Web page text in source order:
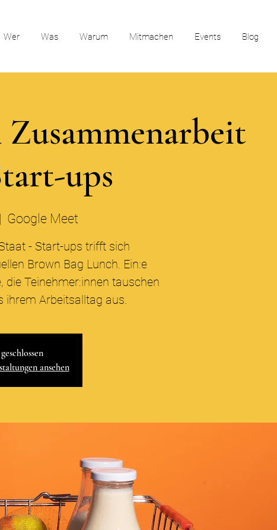
Wer Was Warum Mitmachen Events Blog
ups
Google Meet
- Start-ups trifft sich
Brown Bag Lunch. Ein:e
Teinehmer:innen tauschen
ihrem Arbeitsalltag aus.
ansehen